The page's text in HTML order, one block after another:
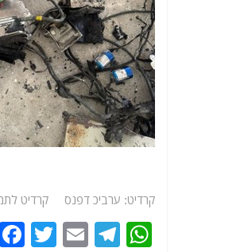
קרדיט: ערביכ דפנס קרדיט
W
T
E
T